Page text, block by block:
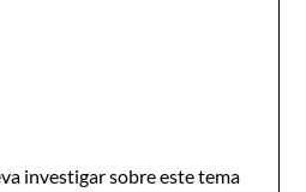
investigar sobre este tema